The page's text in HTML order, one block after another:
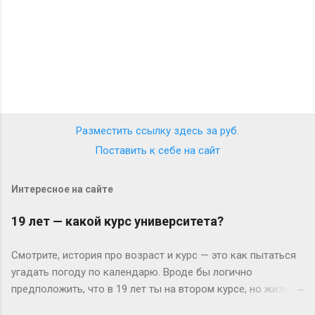
Разместить ссылку здесь за руб.
Поставить к себе на сайт
Интересное на сайте
19 лет — какой курс университета?
Смотрите, история про возраст и курс — это как пытаться
угадать погоду по календарю. Вроде бы логично
предположить, что в 19 лет ты на втором курсе, но жизнь-